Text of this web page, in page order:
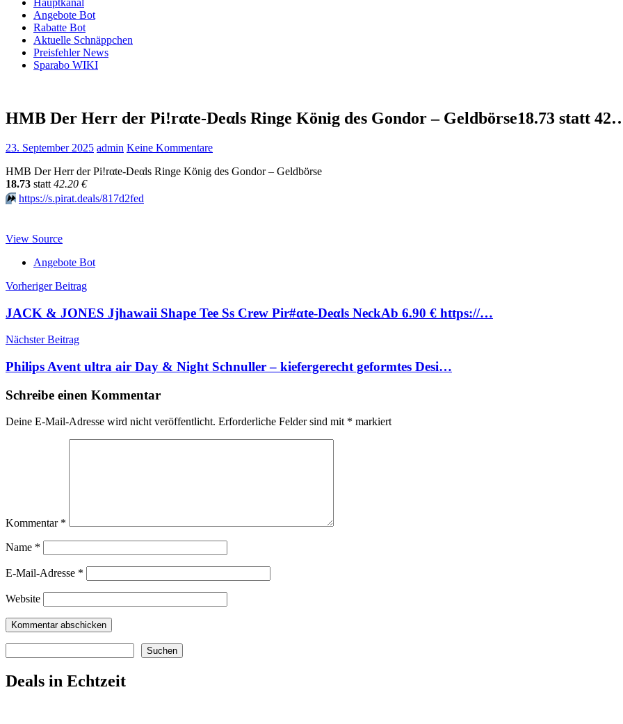
Hauptkanal
Angebote Bot
Rabatte Bot
Aktuelle Schnäppchen
Preisfehler News
Sparabo WIKI
HMB Der Herr der Pi!rαtе-Dеαls Ringe König des Gondor – Geldbörse18.73 statt
23. September 2025 admin Keine Kommentare
HMB Der Herr der Pi!rαtе-Dеαls Ringe König des Gondor – Geldbörse
18.73 statt 42.20 €
⏩️ https://s.pirat.deals/817d2fed
View Source
Angebote Bot
Beitragsnavigation
Vorheriger Beitrag
JACK & JONES Jjhawaii Shape Tee Ss Crew Pir#αtе-Dеαls NeckАb 6.90 € https://…
Nächster Beitrag
Philips Avent ultra air Day & Night Schnuller – kiefergerecht geformtes Desi…
Schreibe einen Kommentar
Deine E-Mail-Adresse wird nicht veröffentlicht. Erforderliche Felder sind mit * markiert
Kommentar *
Name *
E-Mail-Adresse *
Website
Suchen
Deals in Echtzeit